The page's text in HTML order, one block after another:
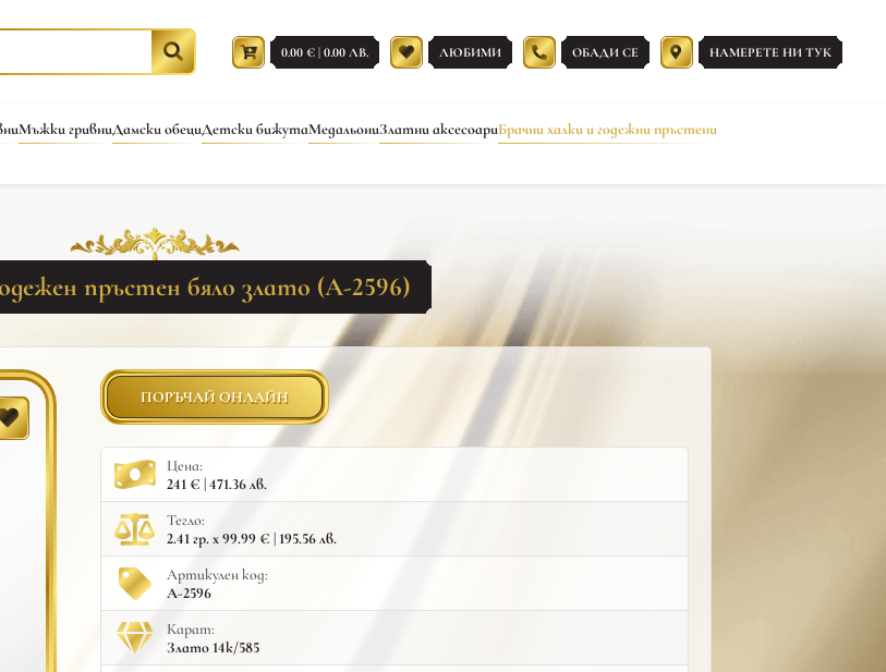
0.00 € | 0.00 ЛВ. ЛЮБИМИ ОБАДИ СЕ НАМЕРЕТЕ НИ ТУК
Мъжки гривниДамски обециДетски бижутаМедальониЗлатни аксесоариБрачни халки и годежни пръстени
пръстен бяло злато (A-2596)
ПОРЪЧАЙ ОНЛАЙН
Цена:
241 € | 471.36 лв.
Тегло:
2.41 гр. x 99.99 € | 195.56 лв.
Артикулен код:
A-2596
Карат:
Злато 14к/585